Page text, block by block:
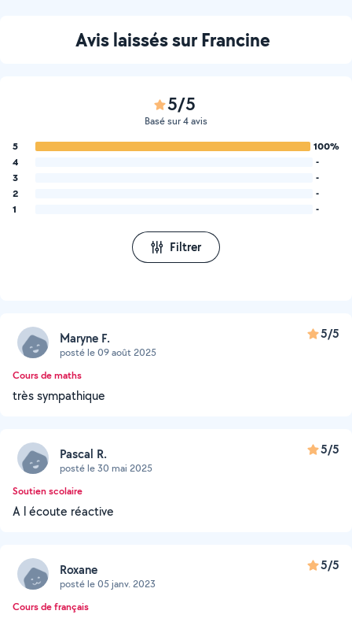
Avis laissés sur Francine
5/5
Basé sur 4 avis
5
100%
4
-
3
-
2
-
1
-
Filtrer
Maryne F.
posté le 09 août 2025
5/5
Cours de maths
très sympathique
Pascal R.
posté le 30 mai 2025
5/5
Soutien scolaire
A l écoute réactive
Roxane
posté le 05 janv. 2023
5/5
Cours de français